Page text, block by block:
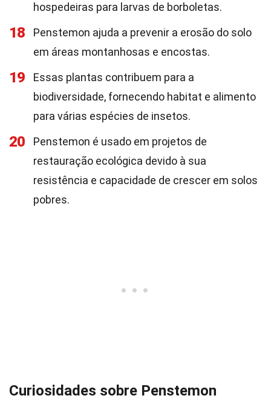
hospedeiras para larvas de borboletas.
18
Penstemon ajuda a prevenir a erosão do solo
em áreas montanhosas e encostas.
19
Essas plantas contribuem para a
biodiversidade, fornecendo habitat e alimento
para várias espécies de insetos.
20
Penstemon é usado em projetos de
restauração ecológica devido à sua
resistência e capacidade de crescer em solos
pobres.
Curiosidades sobre Penstemon